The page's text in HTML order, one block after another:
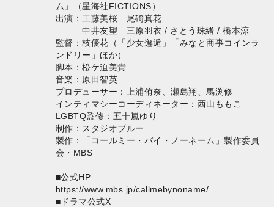
ム」（星海社FICTIONS）
出演：工藤美桜 尾碕真花
中井友望 三原羽衣 / さとう珠緒 / 橋本涼
監督：枝優花（「少女邂逅」「みなと商事コインラ
ンドリー」ほか）
脚本：松ケ迫美貴
音楽：原田智英
プロデューサー：上浦侑奈、瀬島翔、馬渕修
インティマシーコーディネーター：西山ももこ
LGBTQ監修：五十嵐ゆり
制作：スタジオブルー
製作：「コールミー・バイ・ノーネーム」製作委員
会・MBS
■公式HP
https://www.mbs.jp/callmebynoname/
■ドラマ公式X